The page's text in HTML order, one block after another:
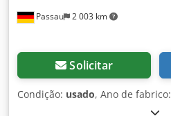
Passau 2 003 km
Solicitar
Condição: usado, Ano de fabrico: